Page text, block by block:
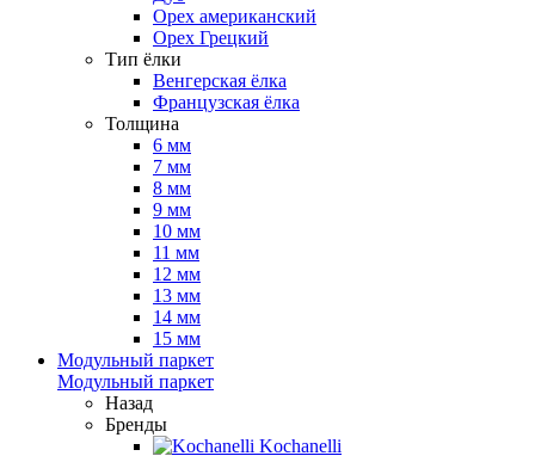
Орех американский
Орех Грецкий
Тип ёлки
Венгерская ёлка
Французская ёлка
Толщина
6 мм
7 мм
8 мм
9 мм
10 мм
11 мм
12 мм
13 мм
14 мм
15 мм
Модульный паркет
Модульный паркет
Назад
Бренды
Kochanelli